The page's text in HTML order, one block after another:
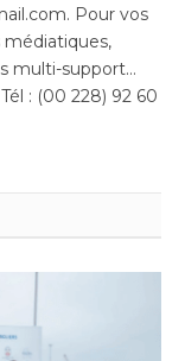
Pour vos
multi-support…
: (00 228) 92 60